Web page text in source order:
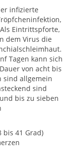
infizierte
Eintrittspforte,
dem Virus die
Tagen kann sich
von acht bis
sind allgemein
sind
bis zu sieben
bis 41 Grad)